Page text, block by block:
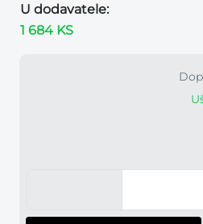
U dodavatele:
1 684 KS